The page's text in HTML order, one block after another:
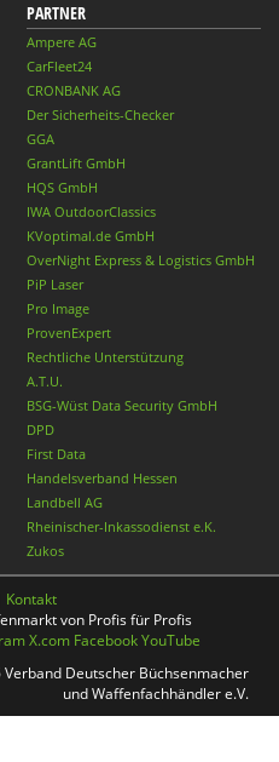
PARTNER
Ampere AG
CarFleet24
CRONBANK AG
Der Sicherheits-Checker
GGA
GrantLift GmbH
HQS GmbH
IWA OutdoorClassics
KVoptimal.de GmbH
OverNight Express & Logistics GmbH
PiP Laser
Pro Image
ProvenExpert
Rechtliche Unterstützung
A.T.U.
BSG-Wüst Data Security GmbH
DPD
First Data
Handelsverband Hessen
Landbell AG
Rheinischer-Inkassodienst e.K.
Zukos
Kontakt
von Profis für Profis
X.com FacebookYouTube
Deutscher Büchsenmacher
und Waffenfachhändler e.V.